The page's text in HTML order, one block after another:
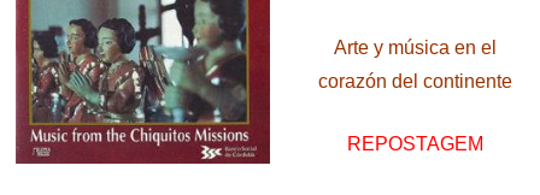
Arte y música en el
corazón del continente
REPOSTAGEM